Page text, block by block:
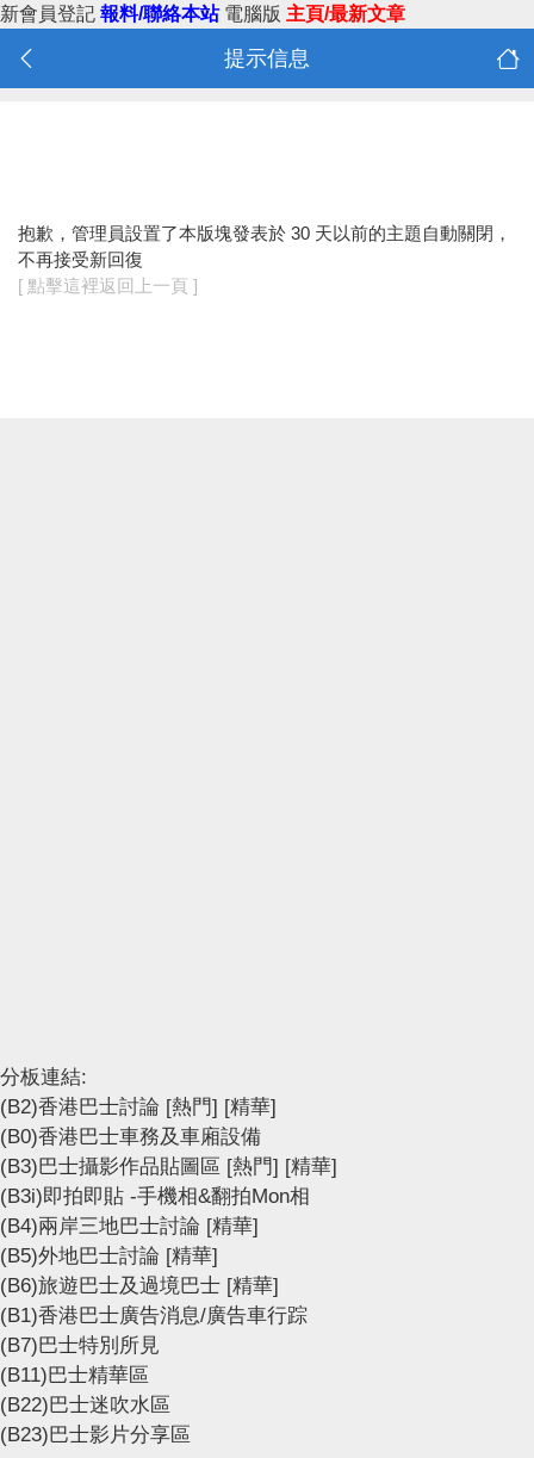
新會員登記 報料/聯絡本站 電腦版 主頁/最新文章
提示信息
抱歉，管理員設置了本版塊發表於 30 天以前的主題自動關閉，
不再接受新回復
[ 點擊這裡返回上一頁 ]
分板連結:
(B2)香港巴士討論 [熱門] [精華]
(B0)香港巴士車務及車廂設備
(B3)巴士攝影作品貼圖區 [熱門] [精華]
(B3i)即拍即貼 -手機相&翻拍Mon相
(B4)兩岸三地巴士討論 [精華]
(B5)外地巴士討論 [精華]
(B6)旅遊巴士及過境巴士 [精華]
(B1)香港巴士廣告消息/廣告車行踪
(B7)巴士特別所見
(B11)巴士精華區
(B22)巴士迷吹水區
(B23)巴士影片分享區